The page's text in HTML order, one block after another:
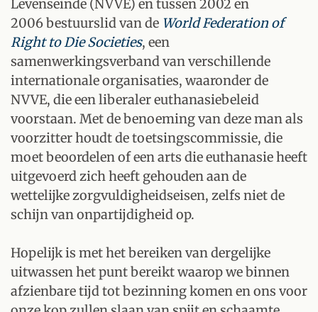
Levenseinde (NVVE) en tussen 2002 en
2006 bestuurslid van de World Federation of
Right to Die Societies, een
samenwerkingsverband van verschillende
internationale organisaties, waaronder de
NVVE, die een liberaler euthanasiebeleid
voorstaan. Met de benoeming van deze man als
voorzitter houdt de toetsingscommissie, die
moet beoordelen of een arts die euthanasie heeft
uitgevoerd zich heeft gehouden aan de
wettelijke zorgvuldigheidseisen, zelfs niet de
schijn van onpartijdigheid op.
Hopelijk is met het bereiken van dergelijke
uitwassen het punt bereikt waarop we binnen
afzienbare tijd tot bezinning komen en ons voor